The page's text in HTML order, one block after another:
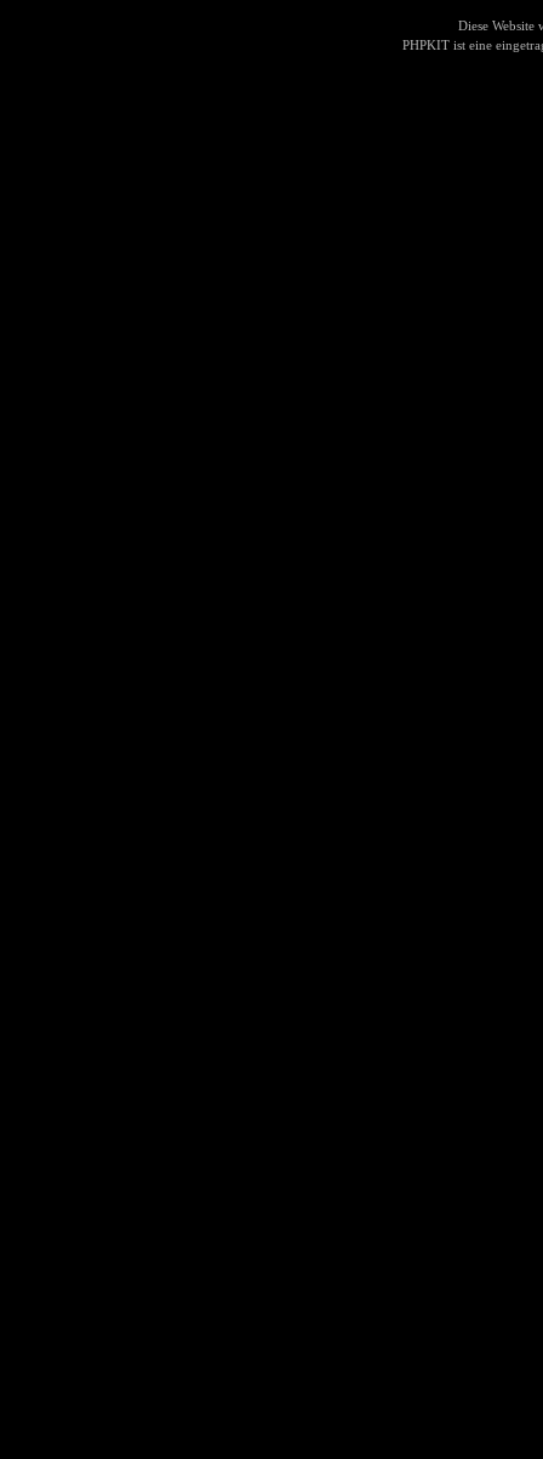
Diese Website
PHPKIT ist eine